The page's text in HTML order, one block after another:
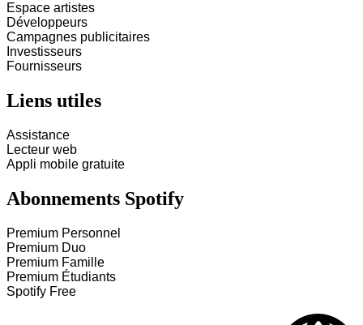
Espace artistes
Développeurs
Campagnes publicitaires
Investisseurs
Fournisseurs
Liens utiles
Assistance
Lecteur web
Appli mobile gratuite
Abonnements Spotify
Premium Personnel
Premium Duo
Premium Famille
Premium Étudiants
Spotify Free